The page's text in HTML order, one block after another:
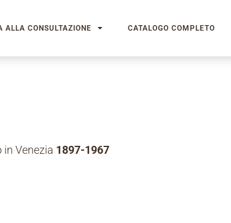
ALLA CONSULTAZIONE CATALOGO COMPLETO
in Venezia 1897-1967